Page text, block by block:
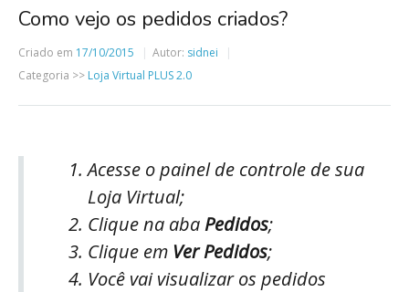
Como vejo os pedidos criados?
Criado em 17/10/2015 Autor: sidnei
Categoria >> Loja Virtual PLUS 2.0
Acesse o painel de controle de sua
Loja Virtual;
Clique na abaPedidos;
Clique em Ver Pedidos;
Você vai visualizar os pedidos